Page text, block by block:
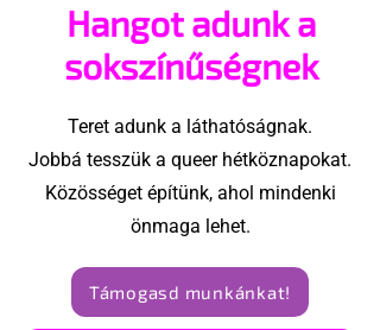
után - pedig kellene
Hangot adunk a
sokszínűségnek
Teret adunk a láthatóságnak.
Jobbá tesszük a queer hétköznapokat.
Közösséget építünk, ahol mindenki
önmaga lehet.
Támogasd munkánkat!